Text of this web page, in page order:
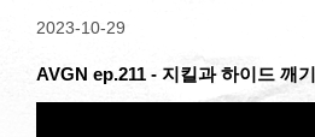
2023-10-29
AVGN ep.211 - 지킬과 하이드 깨기